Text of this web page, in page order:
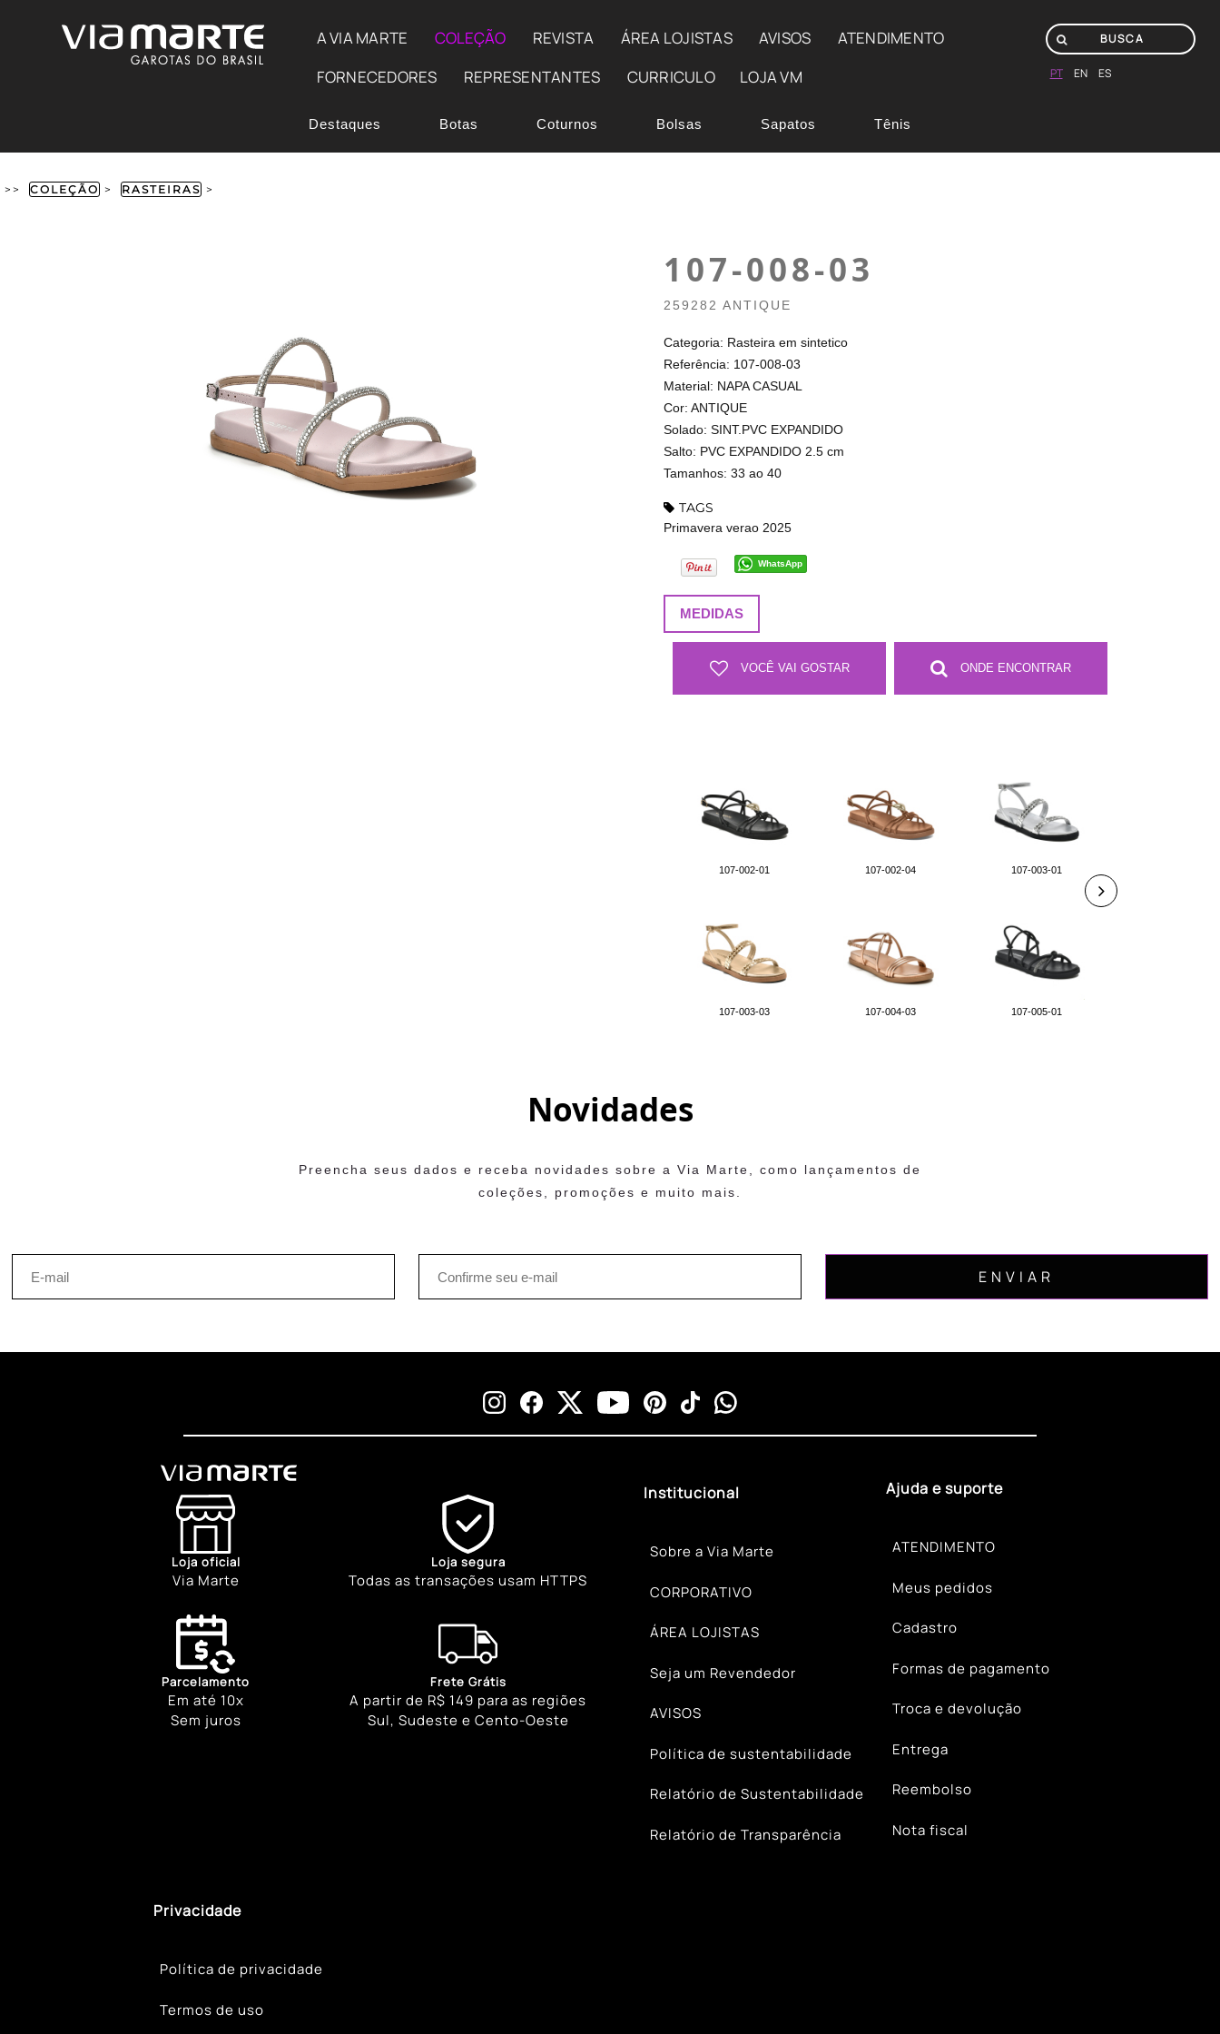
A VIA MARTE COLEÇÃO REVISTA ÁREA LOJISTAS AVISOS
ATENDIMENTO
FORNECEDORES
REPRESENTANTES CURRICULO LOJA VM PT EN ES
Destaques Botas Coturnos Bolsas Sapatos Tênis
>> COLEÇÃO > RASTEIRAS >
107-008-03
259282 ANTIQUE
Categoria: Rasteira em sintetico
Referência: 107-008-03
Material: NAPA CASUAL
Cor: ANTIQUE
Solado: SINT.PVC EXPANDIDO
Salto: PVC EXPANDIDO 2.5 cm
Tamanhos: 33 ao 40
TAGS
Primavera verao 2025
WhatsApp
MEDIDAS
VOCÊ VAI GOSTAR ONDE ENCONTRAR
107-002-01 107-002-04 107-003-01
107-003-03 107-004-03 107-005-01
Novidades
Preencha seus dados e receba novidades sobre a Via Marte, como lançamentos de
coleções, promoções e muito mais.
Loja oficial
Via Marte
Loja segura
Todas as transações usam HTTPS
Parcelamento
Em até 10x
Sem juros
Frete Grátis
A partir de R$ 149 para as regiões
Sul, Sudeste e Cento-Oeste
Institucional
Sobre a Via Marte
CORPORATIVO
ÁREA LOJISTAS
Seja um Revendedor
AVISOS
Política de sustentabilidade
Relatório de Sustentabilidade
Relatório de Transparência
Ajuda e suporte
ATENDIMENTO
Meus pedidos
Cadastro
Formas de pagamento
Troca e devolução
Entrega
Reembolso
Nota fiscal
Privacidade
Política de privacidade
Termos de uso